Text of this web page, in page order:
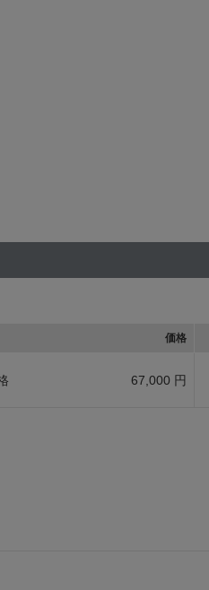
価格
67,000 円